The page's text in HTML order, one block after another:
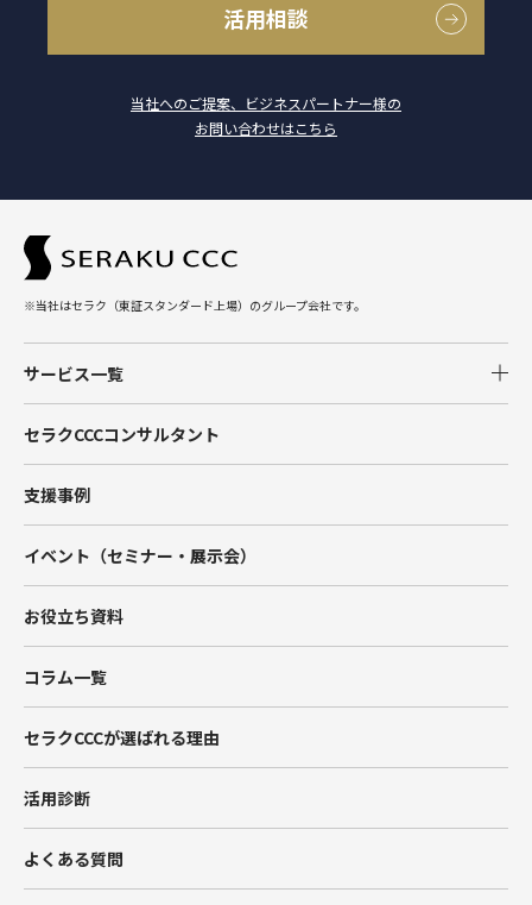
活用相談
当社へのご提案、ビジネスパートナー様の
お問い合わせはこちら
※当社はセラク（東証スタンダード上場）のグループ会社です。
サービス一覧
Salesforce
Tableau
Account Engagement（旧Pardot）
Marketing Cloud
Data Cloud
BtoBマーケティング支援
セラクCCCコンサルタント
支援事例
イベント（セミナー・展示会）
お役立ち資料
コラム一覧
セラクCCCが選ばれる理由
活用診断
よくある質問